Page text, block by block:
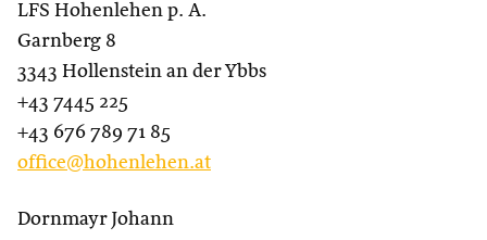
LFS Hohenlehen p. A.
Garnberg 8
3343 Hollenstein an der Ybbs
+43 7445 225
+43 676 789 71 85
office@hohenlehen.at
Dornmayr Johann